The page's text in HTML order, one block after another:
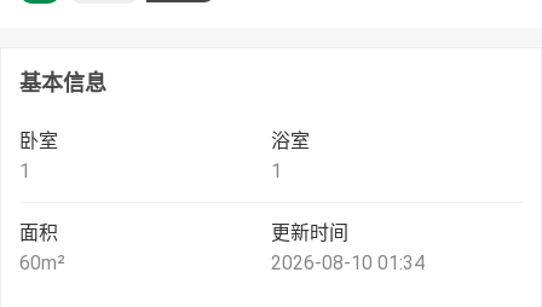
基本信息
卧室
1
浴室
1
面积
60m²
更新时间
2026-08-10 01:34